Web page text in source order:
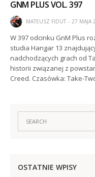
GNM PLUS VOL. 397
MATEUSZ FIDUT 27 MAJA
W 397 odcinku GnM Plus
studia Hangar 13
nadchodzących grach od
historii związanej z
Creed. Czasówka: Take-
OSTATNIE WPISY